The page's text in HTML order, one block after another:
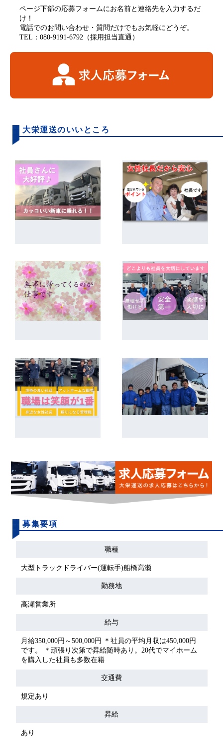
ページ下部の応募フォームにお名前と連絡先を入力するだ
け！
電話でのお問い合わせ・質問だけでもお気軽にどうぞ。
TEL：080-9191-6792（採用担当直通）
大栄運送のいいところ
募集要項
職種
大型トラックドライバー(運転手)船橋高瀬
勤務地
高瀬営業所
給与
月給350,000円～500,000円 ＊社員の平均月収は450,000円
です。 ＊頑張り次第で昇給随時あり。20代でマイホーム
を購入した社員も多数在籍
交通費
規定あり
昇給
あり